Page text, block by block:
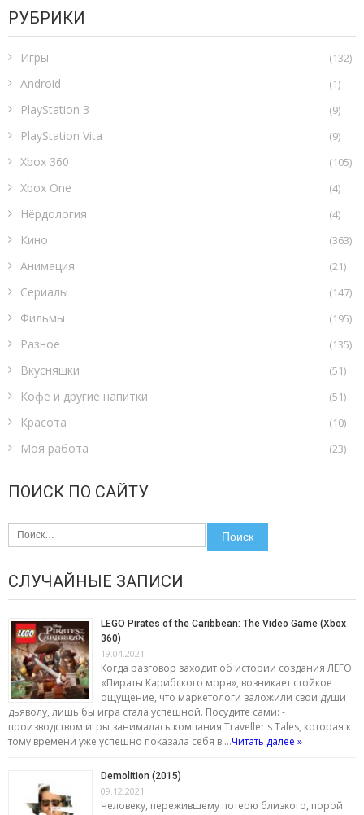
РУБРИКИ
Игры (132)
Android (1)
PlayStation 3 (9)
PlayStation Vita (9)
Xbox 360 (105)
Xbox One (4)
Нёрдология (4)
Кино (363)
Анимация (21)
Сериалы (147)
Фильмы (195)
Разное (135)
Вкусняшки (51)
Кофе и другие напитки (51)
Красота (10)
Моя работа (23)
ПОИСК ПО САЙТУ
Найти:
СЛУЧАЙНЫЕ ЗАПИСИ
LEGO Pirates of the Caribbean: The Video Game (Xbox
360)
19.04.2021
Когда разговор заходит об истории создания ЛЕГО
«Пираты Карибского моря», возникает стойкое
ощущение, что маркетологи заложили свои души
дьяволу, лишь бы игра стала успешной. Посудите сами: -
производством игры занималась компания Traveller's Tales, которая к
тому времени уже успешно показала себя в …Читать далее »
Demolition (2015)
09.12.2021
Человеку, пережившему потерю близкого, порой